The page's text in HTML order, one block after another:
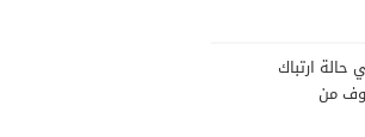
حالة ارتباك
من